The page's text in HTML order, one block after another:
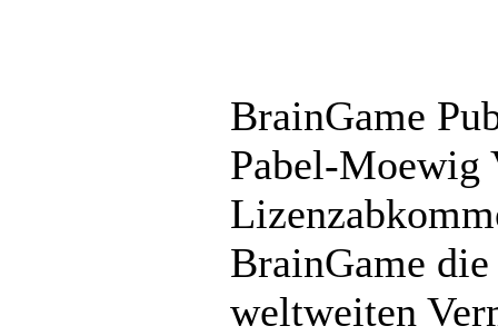
BrainGame
Pabel-Moewig
BrainGame
weltweiten